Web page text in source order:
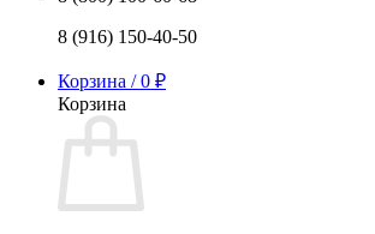
8 (916) 150-40-50
Корзина /0 ₽
Корзина